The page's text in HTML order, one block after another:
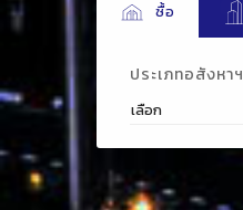
ซื้อ
ประเภทอสังหาฯ
เลือก